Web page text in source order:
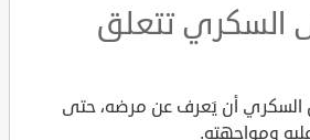
السكري تتعلق
أن يَعرف عن مرضه، حتى
ومواجهته.